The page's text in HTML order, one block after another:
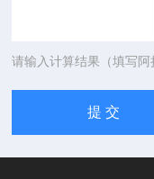
请输入计算结果（填写